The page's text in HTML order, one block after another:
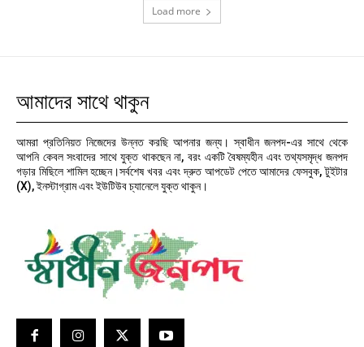
Load more
আমাদের সাথে থাকুন
আমরা প্রতিনিয়ত নিজেদের উন্নত করছি আপনার জন্য। স্বাধীন জনপদ-এর সাথে থেকে
আপনি কেবল সংবাদের সাথে যুক্ত থাকছেন না, বরং একটি বৈষম্যহীন এবং তথ্যসমৃদ্ধ জনপদ
গড়ার মিছিলে শামিল হচ্ছেন।সর্বশেষ খবর এবং দ্রুত আপডেট পেতে আমাদের ফেসবুক, টুইটার
(X), ইনস্টাগ্রাম এবং ইউটিউব চ্যানেলে যুক্ত থাকুন।